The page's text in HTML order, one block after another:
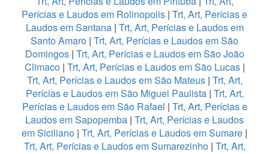
Perícias e Laudos em Rolinopolis | Trt, Art, Perícias e
Laudos em Santana| Trt, Art, Perícias e Laudos em
Santo Amaro | Trt, Art, Perícias e Laudos em São
Domingos| Trt, Art, Perícias e Laudos em São João
Climaco| Trt, Art, Perícias e Laudos em São Lucas|
Trt, Art, Perícias e Laudos em São Mateus | Trt, Art,
Perícias e Laudos em São Miguel Paulista| Trt, Art,
Perícias e Laudos em São Rafael | Trt, Art, Perícias e
Laudos em Sapopemba | Trt, Art, Perícias e Laudos
em Siciliano | Trt, Art, Perícias e Laudos em Sumare |
Trt, Art, Perícias e Laudos em Sumarezinho| Trt, Art,